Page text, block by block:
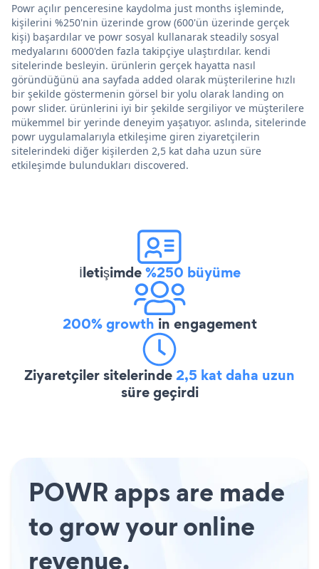
Powr açılır penceresine kaydolma just months işleminde,
kişilerini %250'nin üzerinde grow (600'ün üzerinde gerçek
kişi) başardılar ve powr sosyal kullanarak steadily sosyal
medyalarını 6000'den fazla takipçiye ulaştırdılar. kendi
sitelerinde besleyin. ürünlerin gerçek hayatta nasıl
göründüğünü ana sayfada added olarak müşterilerine hızlı
bir şekilde göstermenin görsel bir yolu olarak landing on
powr slider. ürünlerini iyi bir şekilde sergiliyor ve müşterilere
mükemmel bir yerinde deneyim yaşatıyor. aslında, sitelerinde
powr uygulamalarıyla etkileşime giren ziyaretçilerin
sitelerindeki diğer kişilerden 2,5 kat daha uzun süre
etkileşimde bulundukları discovered.
İletişimde%250 büyüme
200% growth in engagement
Ziyaretçiler sitelerinde2,5 kat daha uzun
süre geçirdi
POWR apps are made
to grow your online
revenue.